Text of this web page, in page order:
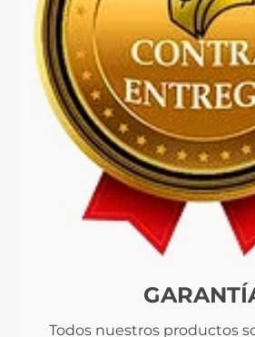
Todos nuestros productos